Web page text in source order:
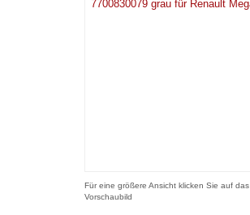
Für eine größere Ansicht klicken Sie auf das
Vorschaubild